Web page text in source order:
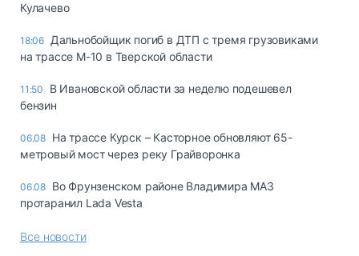
Кулачево
18:06 Дальнобойщик погиб в ДТП с тремя грузовиками
на трассе М-10 в Тверской области
11:50
В Ивановской области за неделю подешевел
бензин
06.08 На трассе Курск – Касторное обновляют 65-
метровый мост через реку Грайворонка
06.08 Во Фрунзенском районе Владимира МАЗ
протаранил Lada Vesta
Все новости